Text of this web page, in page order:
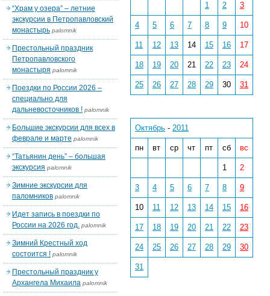
1 2 3
4 5 6 7 8 9 10
11 12 13 14 15 16 17
18 19 20 21 22 23 24
25 26 27 28 29 30 31
Октябрь - 2011
пн вт ср чт пт сб вс
1 2
3 4 5 6 7 8 9
10 11 12 13 14 15 16
17 18 19 20 21 22 23
24 25 26 27 28 29 30
31
“Храм у озера” – летние
экскурсии в Петропавловский
монастырь palomnik
Престольный праздник
Петропавловского
монастыря palomnik
Поездки по России 2026 –
специально для
дальневосточников ! palomnik
Большие экскурсии для всех в
феврале и марте palomnik
“Татьянин день” – большая
экскурсия palomnik
Зимние экскурсии для
паломников palomnik
Идет запись в поездки по
России на 2026 год. palomnik
Зимний Крестный ход
состоится ! palomnik
Престольный праздник у
Архангела Михаила palomnik